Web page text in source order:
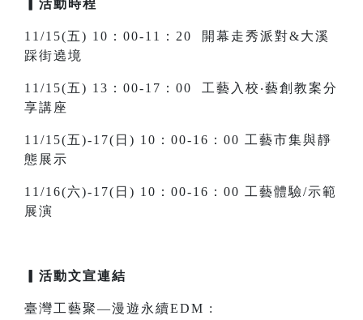
▎活動時程
11/15(五) 10：00-11：20 開幕走秀派對&大溪
踩街遶境
11/15(五) 13：00-17：00 工藝入校‧藝創教案分
享講座
11/15(五)-17(日) 10：00-16：00 工藝市集與靜
態展示
11/16(六)-17(日) 10：00-16：00 工藝體驗/示範
展演
▎活動文宣連結
臺灣工藝聚—漫遊永續EDM :